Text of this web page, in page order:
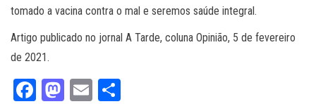
tomado a vacina contra o mal e seremos saúde integral.
Artigo publicado no jornal A Tarde, coluna Opinião, 5 de fevereiro
de 2021.
Fa M
E